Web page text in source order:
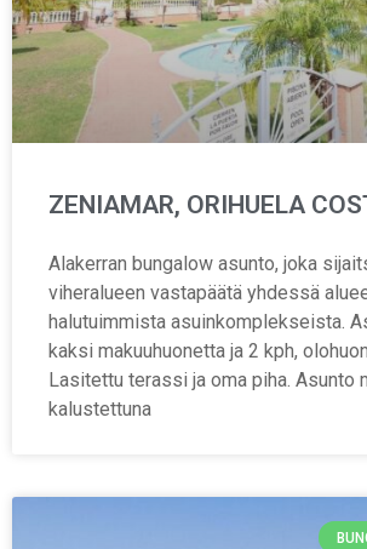
ZENIAMAR, ORIHUELA
Alakerran bungalow asunto, joka
viheralueen vastapäätä yhdessä
halutuimmista asuinkomplekseista.
kaksi makuuhuonetta ja 2 kph,
Lasitettu terassi ja oma piha. Asunto
kalustettuna